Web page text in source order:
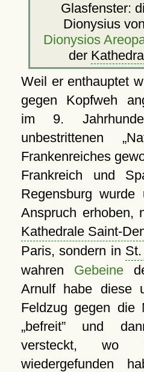
Glasfenster:
Dionysius
Dionysios
der
Weil er enthauptet
gegen Kopfweh
im 9.
unbestrittenen
Frankenreiches
Frankreich und
Regensburg
Anspruch erhoben,
Kathedrale Saint-
Paris, sondern in
wahren Gebeine
Arnulf habe diese
Feldzug gegen die
befreit und
versteckt, wo
wiedergefunden